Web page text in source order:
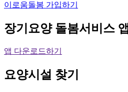
이로움돌봄 가입하기
장기요양 돌봄서비스 앱
앱 다운로드하기
요양시설 찾기